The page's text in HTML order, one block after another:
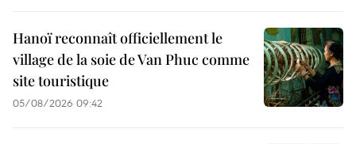
Hanoï reconnaît officiellement le
village de la soie de Van Phuc comme
site touristique
05/08/2026 09:42